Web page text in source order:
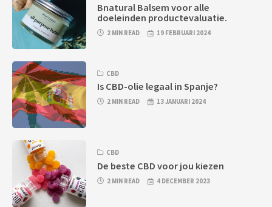
Bnatural Balsem voor alle
doeleinden productevaluatie.
2 MIN READ 19 FEBRUARI 2024
CBD
Is CBD-olie legaal in Spanje?
2 MIN READ 13 JANUARI 2024
CBD
De beste CBD voor jou kiezen
2 MIN READ 4 DECEMBER 2023